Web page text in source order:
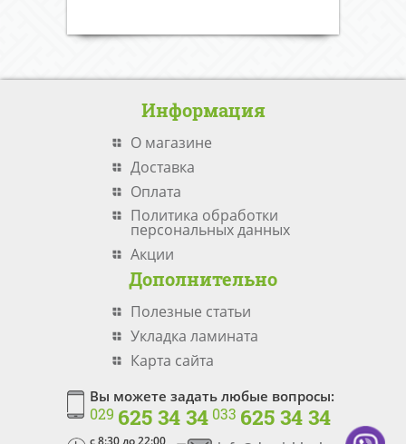
Информация
О магазине
Доставка
Оплата
Политика обработки
персональных данных
Акции
Дополнительно
Полезные статьи
Укладка ламината
Карта сайта
Вы можете задать любые вопросы:
029 625 34 34 033 625 34 34